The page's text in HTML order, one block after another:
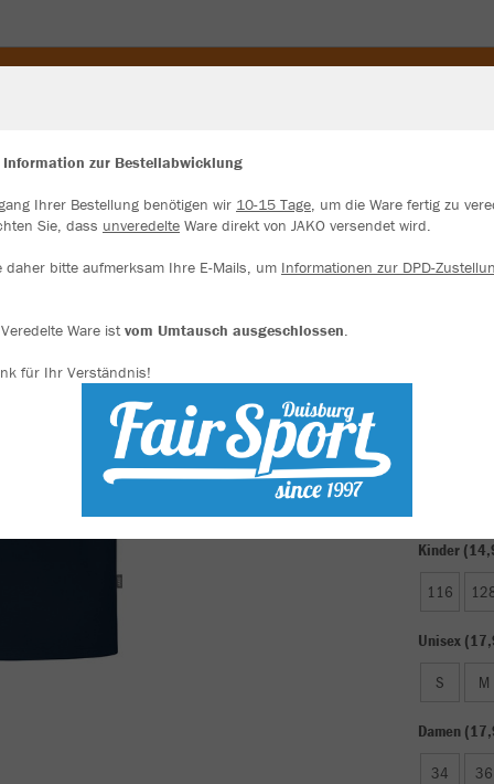
marine
Kinder
116
Unisex
S M
Damen
34 36
zur Bestellabwicklung
Ihrer Bestellung benötigen wir 10-15 Tage, um die Ware fertig zu
Sie, dass unveredelte Ware direkt von JAKO versendet wird.
daher bitte aufmerksam Ihre E-Mails, um Informationen zur DPD-
Veredelte Ware istvom Umtausch ausgeschlossen.
für Ihr Verständnis!
verwenden Cookies
die Analyse der Besucherdaten können wir dir personalisierte Inhalte
findest Du in den Einstellungen.
mehr Infos
Datenschutz Impressum